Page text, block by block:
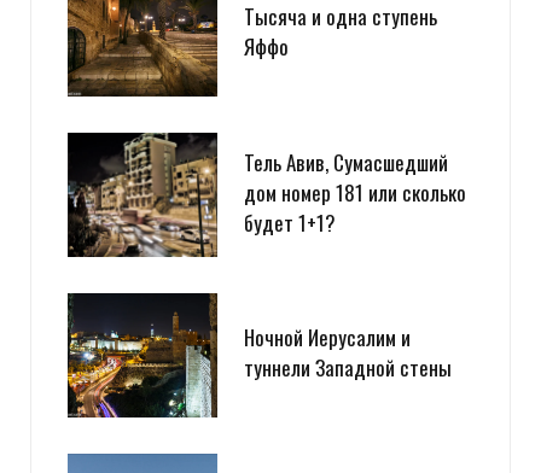
Тысяча и одна ступень
Яффо
Тель Авив, Сумасшедший
дом номер 181 или сколько
будет 1+1?
Ночной Иерусалим и
туннели Западной стены